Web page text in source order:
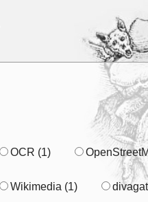
OCR (1)
Wikimedia (1)